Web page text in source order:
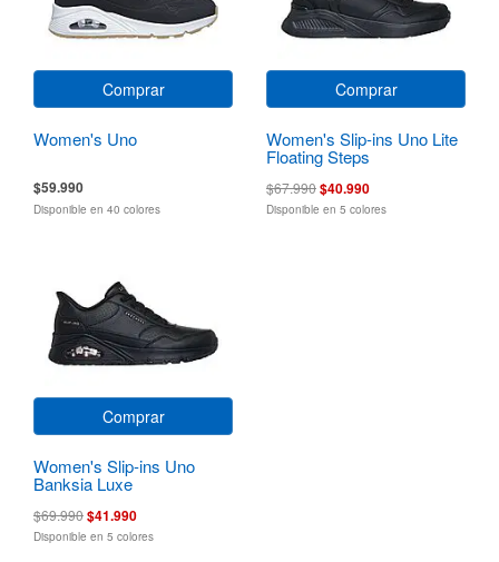
Comprar
Women's Uno
$59.990
Disponible en 40 colores
Comprar
Women's Slip-ins Uno Lite
Floating Steps
$67.990$40.990
Disponible en 5 colores
Comprar
Women's Slip-ins Uno
Banksia Luxe
$69.990$41.990
Disponible en 5 colores